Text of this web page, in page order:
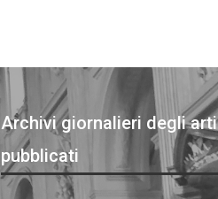
Archivi giornalieri degli
pubblicati